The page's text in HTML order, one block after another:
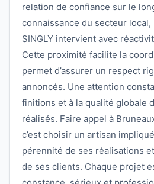
relation de confiance sur le
connaissance du secteur local,
SINGLY intervient avec
Cette proximité facilite la
permet d’assurer un respect
annoncés. Une attention
finitions et à la qualité globale
réalisés. Faire appel à
c’est choisir un artisan
pérennité de ses réalisations
de ses clients. Chaque projet